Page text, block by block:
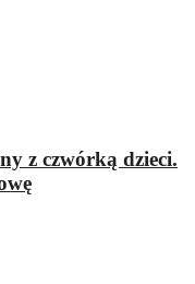
z czwórką dzieci.